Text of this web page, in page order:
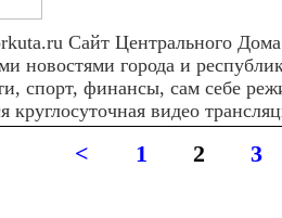
Сайт Центрального
новостями города и
спорт, финансы, сам себе
круглосуточная видео
< 1 2 3